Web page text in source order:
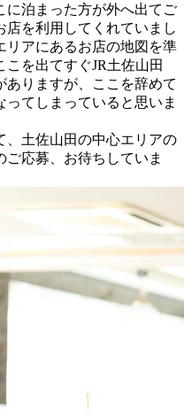
泊まった方が外へ出てご
を利用してくれていまし
リアにあるお店の地図を準
を出てすぐJR土佐山田
りますが、ここを辞めて
てしまっていると思いま
土佐山田の中心エリアの
応募、お待ちしていま